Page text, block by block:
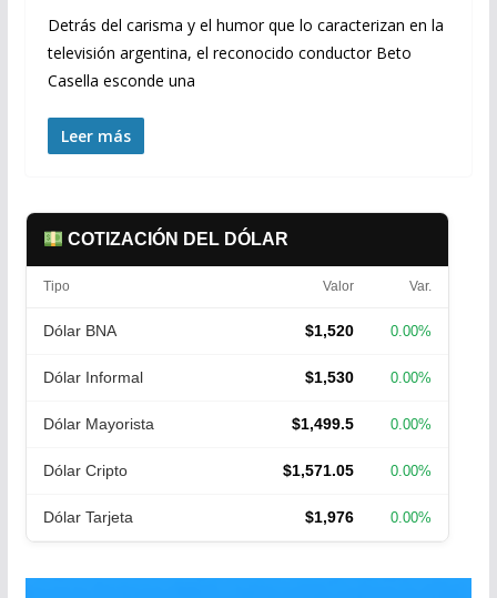
Detrás del carisma y el humor que lo caracterizan en la
televisión argentina, el reconocido conductor Beto
Casella esconde una
Leer más
COTIZACIÓN DEL DÓLAR
Tipo Valor Var.
Dólar BNA $1,520 0.00%
Dólar Informal $1,530 0.00%
Dólar Mayorista $1,499.5 0.00%
Dólar Cripto $1,571.05 0.00%
Dólar Tarjeta $1,976 0.00%